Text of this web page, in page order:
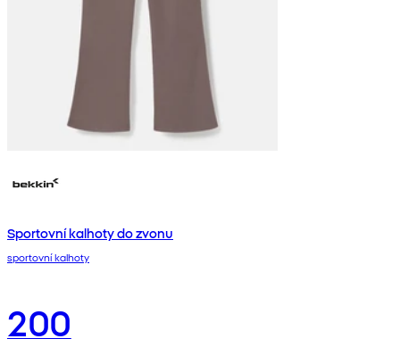
Sportovní kalhoty do zvonu
sportovní kalhoty
200